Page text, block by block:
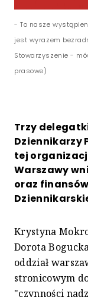
- To nasze
jest wyrazem
Stowarzyszenie -
prasowe)
Trzy
Dziennikarzy
tej
Warszawy
oraz
Krystyna
Dorota
oddział
stronicowym
"czynności